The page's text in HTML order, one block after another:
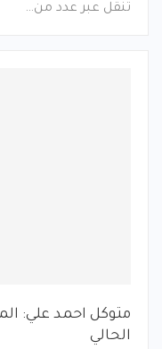
تنقل عبر عدد من…
متوكل احمد علي:
الحالي